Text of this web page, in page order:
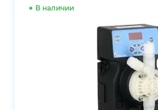
В наличии